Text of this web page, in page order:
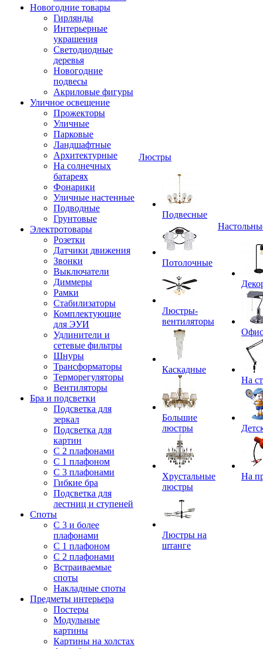
Новогодние товары
Гирлянды
Интерьерные
украшения
Светодиодные
деревья
Новогодние
подвесы
Акриловые фигуры
Уличное освещение
Прожекторы
Уличные
Парковые
Ландшафтные
Архитектурные
На солнечных
батареях
Фонарики
Уличные настенные
Подводные
Грунтовые
Электротовары
Розетки
Датчики движения
Звонки
Выключатели
Диммеры
Рамки
Стабилизаторы
Комплектующие
для ЭУИ
Удлинители и
сетевые фильтры
Шнуры
Трансформаторы
Терморегуляторы
Вентиляторы
Бра и подсветки
Подсветка для
зеркал
Подсветка для
картин
С 2 плафонами
С 1 плафоном
С 3 плафонами
Гибкие бра
Подсветка для
лестниц и ступеней
Споты
С 3 и более
плафонами
С 1 плафоном
С 2 плафонами
Встраиваемые
споты
Накладные споты
Предметы интерьера
Постеры
Модульные
картины
Картины на холстах
Люстры
Подвесные
Потолочные
Люстры-
вентиляторы
Каскадные
Большие
люстры
Хрустальные
люстры
Люстры на
штанге
На
На